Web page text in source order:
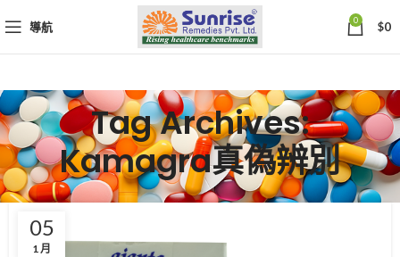
導航 0 $0
Tag Archives:
Kamagra真偽辨別
05
1 月